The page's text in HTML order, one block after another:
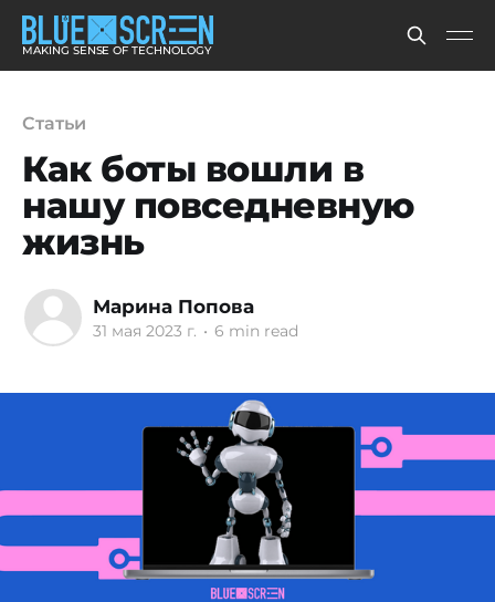
MAKING SENSE OF TECHNOLOGY
Статьи
Как боты вошли в
нашу повседневную
жизнь
Марина Попова
31 мая 2023 г. • 6 min read